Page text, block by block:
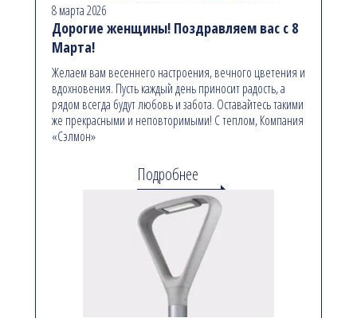
8 марта 2026
Дорогие женщины! Поздравляем вас с 8
Марта!
Желаем вам весеннего настроения, вечного цветения и
вдохновения. Пусть каждый день приносит радость, а
рядом всегда будут любовь и забота. Оставайтесь такими
же прекрасными и неповторимыми! С теплом, Компания
«Сэлмон»
Подробнее